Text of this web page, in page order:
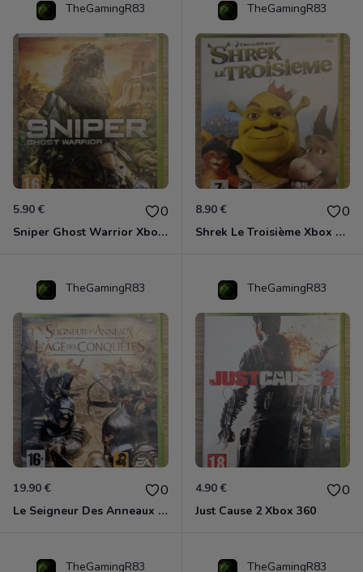
TheGamingR83
5.90 € 0
Sniper Ghost Warrior Xbox 360
TheGamingR83
8.90 € 0
Shrek Le Troisième Xbox 360
TheGamingR83
19.90 € 0
Le Seigneur Des Anneaux - L'âge Des Conquêtes Xbox 360
TheGamingR83
4.90 € 0
Just Cause 2 Xbox 360
TheGamingR83 TheGamingR83